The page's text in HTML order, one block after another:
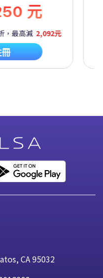
9,450 元 |
父親節 – 打【50%】折，最高
CA 95032